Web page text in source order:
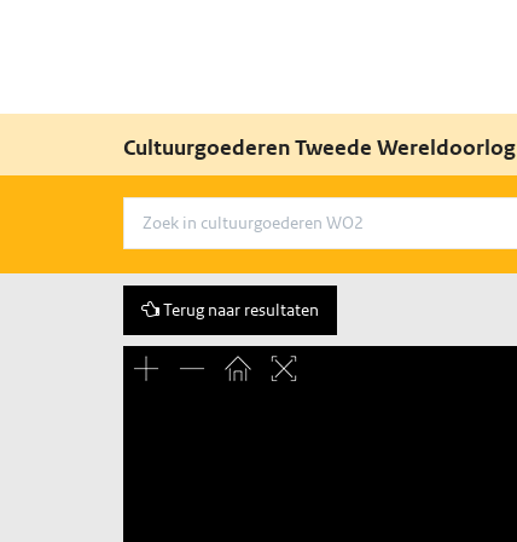
Cultuurgoederen Tweede Wereldoorlog
Terug naar resultaten